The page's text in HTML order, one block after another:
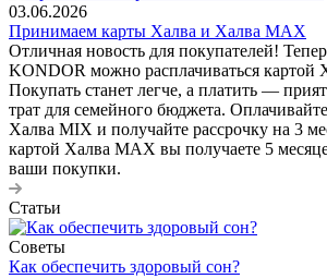
03.06.2026
Принимаем карты Халва и Халва MАХ
Отличная новость для покупателей!
KONDOR можно расплачиваться картой
Покупать станет легче, а платить —
трат для семейного бюджета.
Халва MIX и получайте рассрочку на 3
картой Халва MАХ вы получаете 5
ваши покупки.
Статьи
Советы
Как обеспечить здоровый сон?